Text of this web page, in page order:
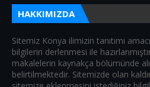
HAKKIMIZDA
Sitemiz Konya ilimizin tanıtımı
bilgilerin derlenmesi ile
makalelerin kaynakça bölümünde
belirtilmektedir. Sitemizde olan